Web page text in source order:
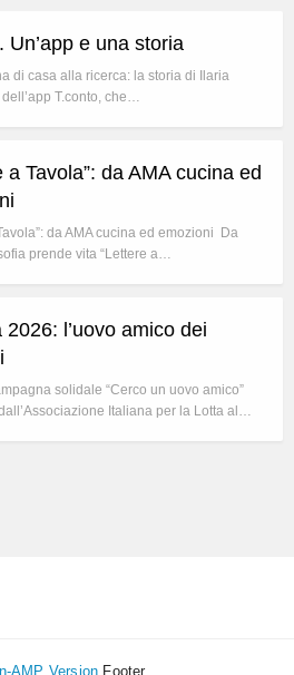
Un’app e una storia
di casa alla ricerca: la storia di Ilaria
T.conto, che…
a Tavola”: da AMA cucina ed
da AMA cucina ed emozioni Da
prende vita “Lettere a…
2026: l’uovo amico dei
solidale “Cerco un uovo amico”
Italiana per la Lotta al…
AMP Version Footer